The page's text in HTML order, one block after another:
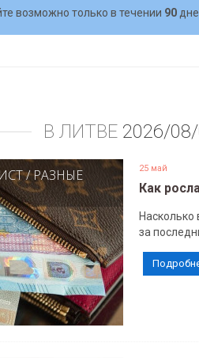
возможно только в течении 90
В ЛИТВЕ 2026/
/РАЗНЫЕ
25 май
Как
Насколько
за